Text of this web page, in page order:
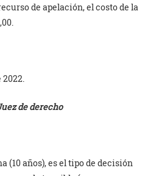
de apelación, el costo de la
2022.
de derecho
(10 años), es el tipo de decisión